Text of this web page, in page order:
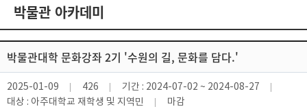
박물관 아카데미
박물관대학 문화강좌 2기 '수원의 길, 문화를 담다.'
2025-01-09 426 기간 : 2024-07-02 ~ 2024-08-27
대상 : 아주대학교 재학생 및 지역민 마감